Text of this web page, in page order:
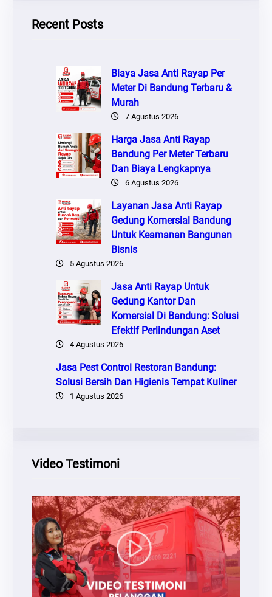
Recent Posts
Biaya Jasa Anti Rayap Per
Meter Di Bandung Terbaru &
Murah
7 Agustus 2026
Harga Jasa Anti Rayap
Bandung Per Meter Terbaru
Dan Biaya Lengkapnya
6 Agustus 2026
Layanan Jasa Anti Rayap
Gedung Komersial Bandung
Untuk Keamanan Bangunan
Bisnis
5 Agustus 2026
Jasa Anti Rayap Untuk
Gedung Kantor Dan
Komersial Di Bandung: Solusi
Efektif Perlindungan Aset
4 Agustus 2026
Jasa Pest Control Restoran Bandung:
Solusi Bersih Dan Higienis Tempat Kuliner
1 Agustus 2026
Video Testimoni